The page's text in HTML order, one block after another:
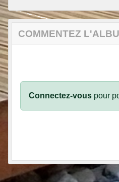
COMMENTEZ
Connectez-vous pour